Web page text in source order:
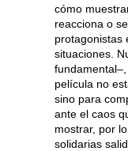
cómo
reacciona o
protagonistas
situaciones.
película no
sino para
ante el caos
mostrar, por
solidarias